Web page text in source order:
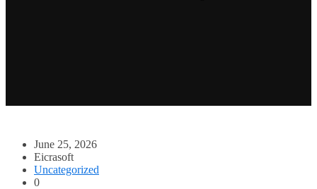
June 25, 2026
Eicrasoft
Uncategorized
0